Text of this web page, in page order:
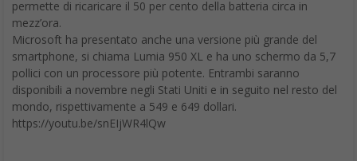
permette di ricaricare il 50 per cento della batteria circa in
mezz’ora.
Microsoft ha presentato anche una versione più grande del
smartphone, si chiama Lumia 950 XL e ha uno schermo da 5,7
pollici con un processore più potente. Entrambi saranno
disponibili a novembre negli Stati Uniti e in seguito nel resto del
mondo, rispettivamente a 549 e 649 dollari.
https://youtu.be/snEIjWR4lQw